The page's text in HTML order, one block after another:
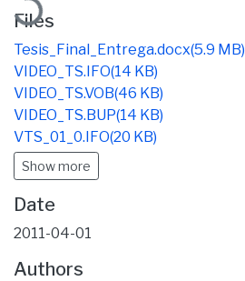
Loading...
Files
Tesis_Final_Entrega.docx(5.9 MB)
VIDEO_TS.IFO(14 KB)
VIDEO_TS.VOB(46 KB)
VIDEO_TS.BUP(14 KB)
VTS_01_0.IFO(20 KB)
Show more
Date
2011-04-01
Authors